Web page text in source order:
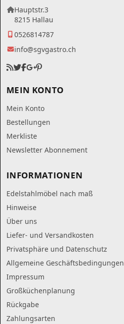
Hauptstr.3
8215 Hallau
0526814787
info@sgvgastro.ch
MEIN KONTO
Mein Konto
Bestellungen
Merkliste
Newsletter Abonnement
INFORMATIONEN
Edelstahlmöbel nach maß
Hinweise
Über uns
Liefer- und Versandkosten
Privatsphäre und Datenschutz
Allgemeine Geschäftsbedingungen
Impressum
Großküchenplanung
Rückgabe
Zahlungsarten